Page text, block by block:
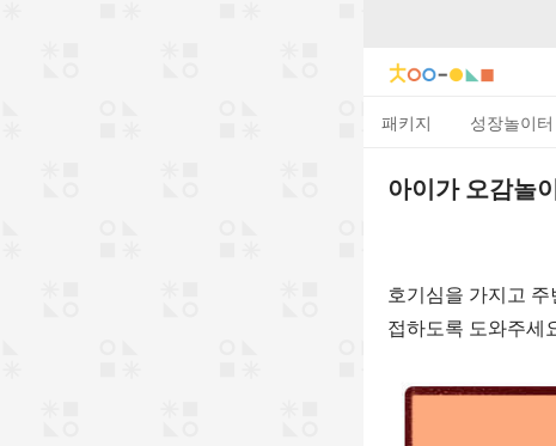
패키지 성장놀이터
아이가 오감놀
호기심을 가지고
접하도록 도와주세